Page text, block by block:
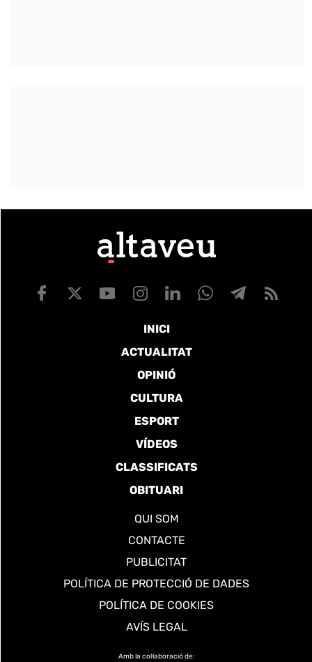
INICI
ACTUALITAT
OPINIÓ
CULTURA
ESPORT
VÍDEOS
CLASSIFICATS
OBITUARI
QUI SOM
CONTACTE
PUBLICITAT
POLÍTICA DE PROTECCIÓ DE DADES
POLÍTICA DE COOKIES
AVÍS LEGAL
Amb la col·laboració de: